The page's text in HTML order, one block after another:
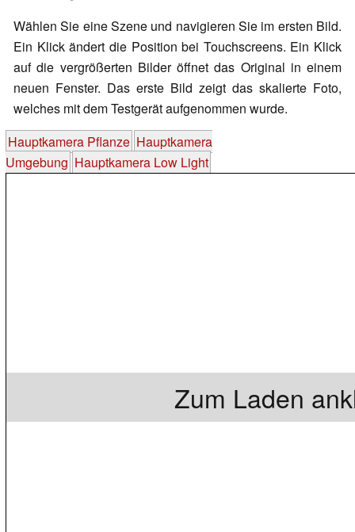
Wählen Sie eine Szene und navigieren Sie im ersten Bild.
Ein Klick ändert die Position bei Touchscreens. Ein Klick
auf die vergrößerten Bilder öffnet das Original in einem
neuen Fenster. Das erste Bild zeigt das skalierte Foto,
welches mit dem Testgerät aufgenommen wurde.
Hauptkamera Pflanze Hauptkamera
Umgebung Hauptkamera Low Light
Zum Laden